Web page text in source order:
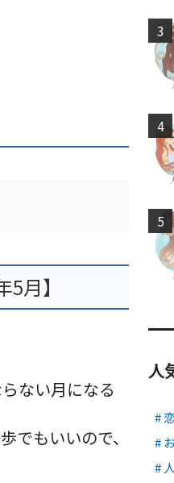
月】
ない月になる
でもいいので、
3
4
5
人